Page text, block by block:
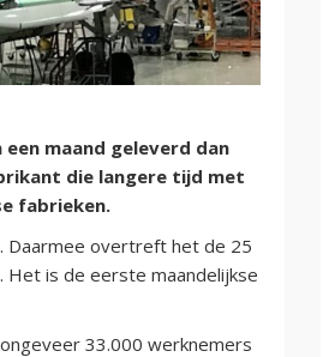
maand geleverd dan
die langere tijd met
fabrieken.
Daarmee overtreft het de 25
is de eerste maandelijkse
33.000 werknemers